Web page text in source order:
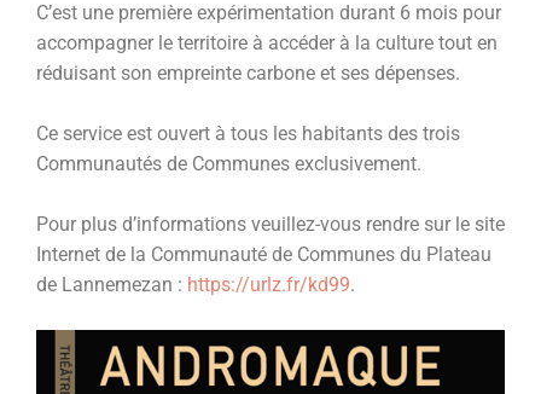
C’est une première expérimentation durant 6 mois pour
accompagner le territoire à accéder à la culture tout en
réduisant son empreinte carbone et ses dépenses.
Ce service est ouvert à tous les habitants des trois
Communautés de Communes exclusivement.
Pour plus d’informations veuillez-vous rendre sur le site
Internet de la Communauté de Communes du Plateau
de Lannemezan : https://urlz.fr/kd99.